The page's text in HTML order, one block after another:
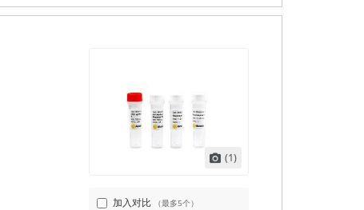
(1)
加入对比 （最多5个）